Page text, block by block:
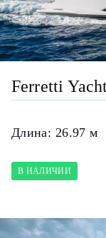
Ferretti
Длина: 26.97 м
В НАЛИЧИИ